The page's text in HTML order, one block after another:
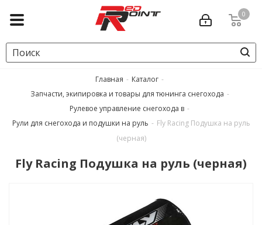
0
Главная - Каталог -
Запчасти, экипировка и товары для тюнинга снегохода -
Рулевое управление снегохода в -
Рули для снегохода и подушки на руль - Fly Racing Подушка на руль
(черная)
Fly Racing Подушка на руль (черная)